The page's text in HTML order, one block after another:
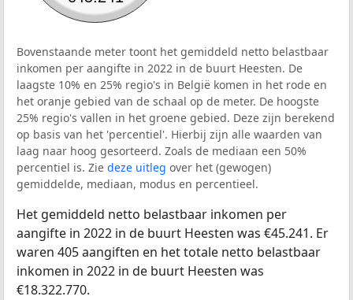
Bovenstaande meter toont het gemiddeld netto belastbaar
inkomen per aangifte in 2022 in de buurt Heesten. De
laagste 10% en 25% regio's in België komen in het rode en
het oranje gebied van de schaal op de meter. De hoogste
25% regio's vallen in het groene gebied. Deze zijn berekend
op basis van het 'percentiel'. Hierbij zijn alle waarden van
laag naar hoog gesorteerd. Zoals de mediaan een 50%
percentiel is. Zie deze uitleg over het (gewogen)
gemiddelde, mediaan, modus en percentieel.
Het gemiddeld netto belastbaar inkomen per
aangifte in 2022 in de buurt Heesten was €45.241. Er
waren 405 aangiften en het totale netto belastbaar
inkomen in 2022 in de buurt Heesten was
€18.322.770.